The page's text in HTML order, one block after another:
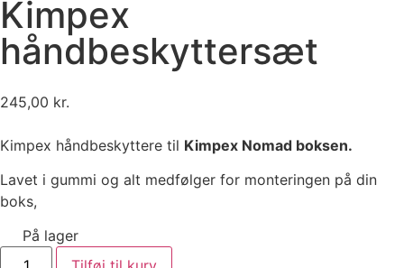
Kimpex
håndbeskyttersæt
245,00 kr.
Kimpex håndbeskyttere til Kimpex Nomad boksen.
Lavet i gummi og alt medfølger for monteringen på din
boks,
På lager